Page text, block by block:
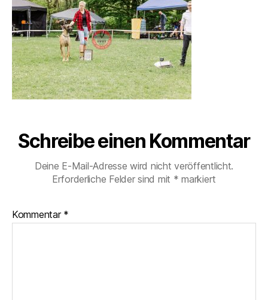
Schreibe einen Kommentar
Deine E-Mail-Adresse wird nicht veröffentlicht.
Erforderliche Felder sind mit * markiert
Kommentar *